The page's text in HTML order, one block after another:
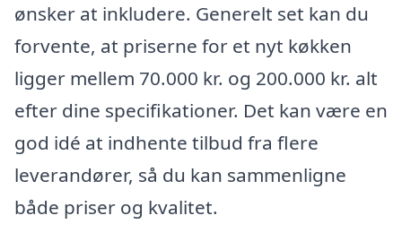
ønsker at inkludere. Generelt set kan du
forvente, at priserne for et nyt køkken
ligger mellem 70.000 kr. og 200.000 kr. alt
efter dine specifikationer. Det kan være en
god idé at indhente tilbud fra flere
leverandører, så du kan sammenligne
både priser og kvalitet.